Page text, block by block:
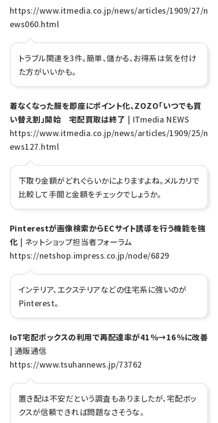
https://www.itmedia.co.jp/news/articles/1909/27/n
ews060.html
トラブル関連を3件。簡単、儲かる、お得系は気を付け
た方がいいかも。
着なくなった服を即座にポイント化、ZOZO「いつでも買
い替え割」開始 宅配買取は終了 | ITmedia NEWS
https://www.itmedia.co.jp/news/articles/1909/25/n
ews127.html
下取り金額がどれぐらいかによりますよね。メルカリで
比較して手間と金額をチェックでしょうか。
Pinterestが画像検索からECサイト誘導を行う機能を強
化 | ネットショップ担当者フォーラム
https://netshop.impress.co.jp/node/6829
インテリア、エクステリアなどの住宅系に強いのが
Pinterest。
IoT宅配ボックスの利用で再配達率が41％→16％に改善
| 通販通信
https://www.tsuhannews.jp/73762
置き配は不安だという調査もありましたが、宅配ボッ
クスが信頼できれば問題なさそうな。